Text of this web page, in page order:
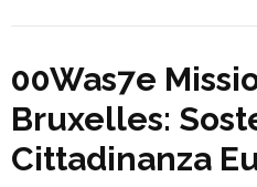
00Was7e
Bruxelles:
Cittadinanza